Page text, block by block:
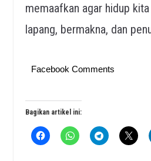
memaafkan agar hidup
lapang, bermakna, dan
Facebook Comments
Bagikan artikel ini: